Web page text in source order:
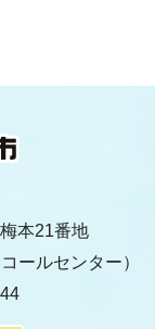
本21番地
ールセンター）